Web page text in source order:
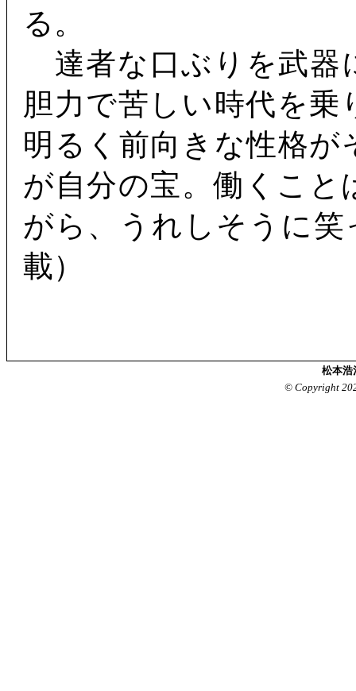
る。
達者な口ぶりを武器
胆力で苦しい時代を
明るく前向きな性格
が自分の宝。働くこ
がら、うれしそうに
載）
松本
© Copyright